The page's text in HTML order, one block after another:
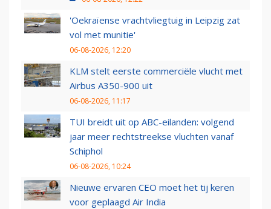
'Oekraïense vrachtvliegtuig in Leipzig zat
vol met munitie'
06-08-2026, 12:20
KLM stelt eerste commerciële vlucht met
Airbus A350-900 uit
06-08-2026, 11:17
TUI breidt uit op ABC-eilanden: volgend
jaar meer rechtstreekse vluchten vanaf
Schiphol
06-08-2026, 10:24
Nieuwe ervaren CEO moet het tij keren
voor geplaagd Air India